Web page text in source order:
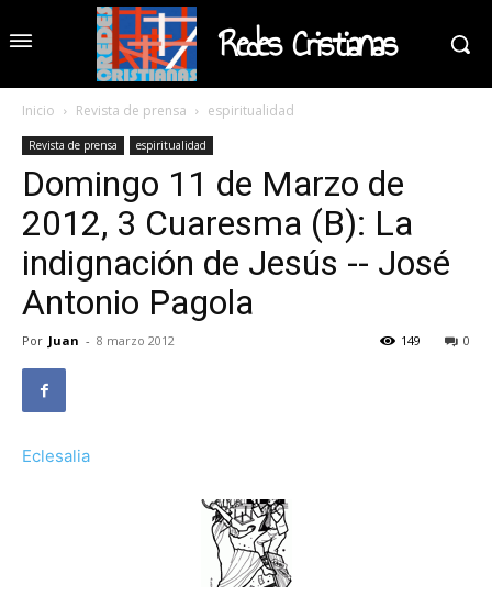
Redes Cristianas
Inicio Revista de prensa espiritualidad
Revista de prensa espiritualidad
Domingo 11 de Marzo de
2012, 3 Cuaresma (B): La
indignación de Jesús -- José
Antonio Pagola
Por Juan - 8 marzo 2012 0
149
Eclesalia